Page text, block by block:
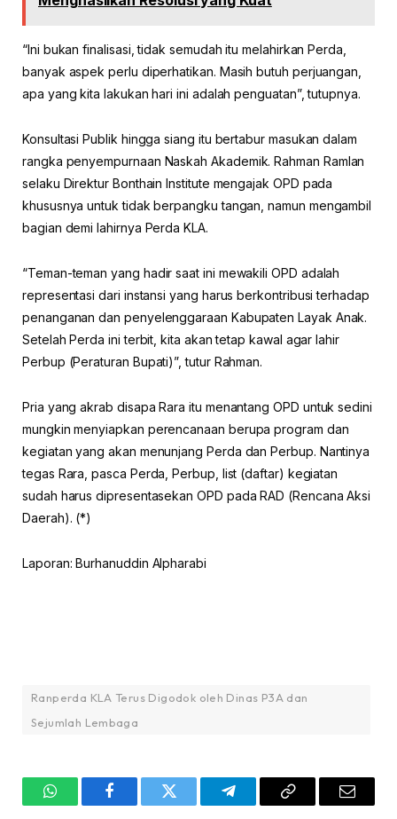
“Ini bukan finalisasi, tidak semudah itu melahirkan Perda,
banyak aspek perlu diperhatikan. Masih butuh perjuangan,
apa yang kita lakukan hari ini adalah penguatan”, tutupnya.
Konsultasi Publik hingga siang itu bertabur masukan dalam
rangka penyempurnaan Naskah Akademik. Rahman Ramlan
selaku Direktur Bonthain Institute mengajak OPD pada
khususnya untuk tidak berpangku tangan, namun mengambil
bagian demi lahirnya Perda KLA.
“Teman-teman yang hadir saat ini mewakili OPD adalah
representasi dari instansi yang harus berkontribusi terhadap
penanganan dan penyelenggaraan Kabupaten Layak Anak.
Setelah Perda ini terbit, kita akan tetap kawal agar lahir
Perbup (Peraturan Bupati)”, tutur Rahman.
Pria yang akrab disapa Rara itu menantang OPD untuk sedini
mungkin menyiapkan perencanaan berupa program dan
kegiatan yang akan menunjang Perda dan Perbup. Nantinya
tegas Rara, pasca Perda, Perbup, list (daftar) kegiatan
sudah harus dipresentasekan OPD pada RAD (Rencana Aksi
Daerah). (*)
Laporan: Burhanuddin Alpharabi
Ranperda KLA Terus Digodok oleh Dinas P3A dan
Sejumlah Lembaga
WhatsAppFacebookTwitter TelegramCopy
Email